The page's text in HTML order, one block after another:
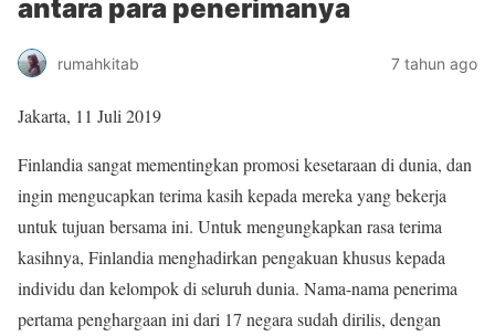
antara para penerimanya
rumahkitab 7 tahun ago
Jakarta, 11 Juli 2019
Finlandia sangat mementingkan promosi kesetaraan di dunia, dan
ingin mengucapkan terima kasih kepada mereka yang bekerja
untuk tujuan bersama ini. Untuk mengungkapkan rasa terima
kasihnya, Finlandia menghadirkan pengakuan khusus kepada
individu dan kelompok di seluruh dunia. Nama-nama penerima
pertama penghargaan ini dari 17 negara sudah dirilis, dengan